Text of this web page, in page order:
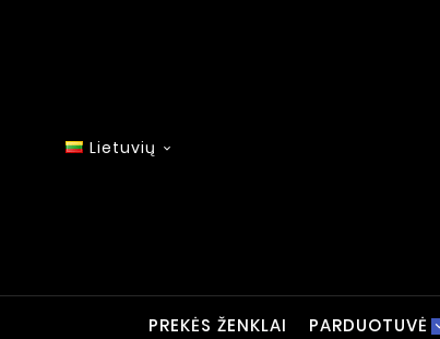
Lietuvių 
PREKĖS ŽENKLAI PARDUOTUVĖ